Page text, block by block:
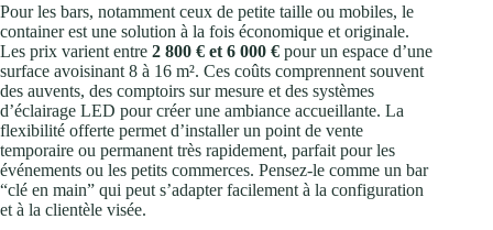
Pour les bars, notamment ceux de petite taille ou mobiles, le
container est une solution à la fois économique et originale.
Les prix varient entre 2 800 € et 6 000 € pour un espace d’une
surface avoisinant 8 à 16 m². Ces coûts comprennent souvent
des auvents, des comptoirs sur mesure et des systèmes
d’éclairage LED pour créer une ambiance accueillante. La
flexibilité offerte permet d’installer un point de vente
temporaire ou permanent très rapidement, parfait pour les
événements ou les petits commerces. Pensez-le comme un bar
“clé en main” qui peut s’adapter facilement à la configuration
et à la clientèle visée.